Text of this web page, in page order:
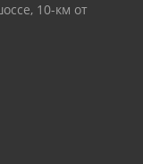
10-км от